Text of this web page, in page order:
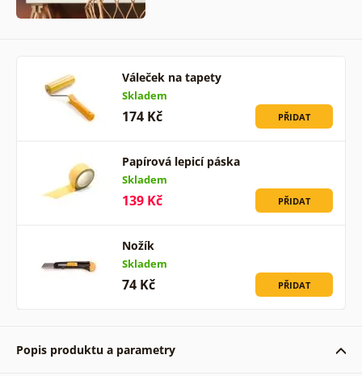
Váleček na tapety
Skladem
174 Kč PŘIDAT
Papírová lepicí páska
Skladem
139 Kč PŘIDAT
Nožík
Skladem
74 Kč PŘIDAT
Popis produktu a parametry